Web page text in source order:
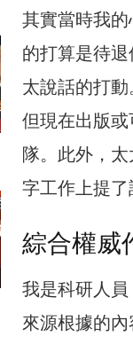
其實當時我
的打算是待
太說話的打
但現在出版
隊。此外，
字工作上提了
綜合權威
我是科研人
來源根據的